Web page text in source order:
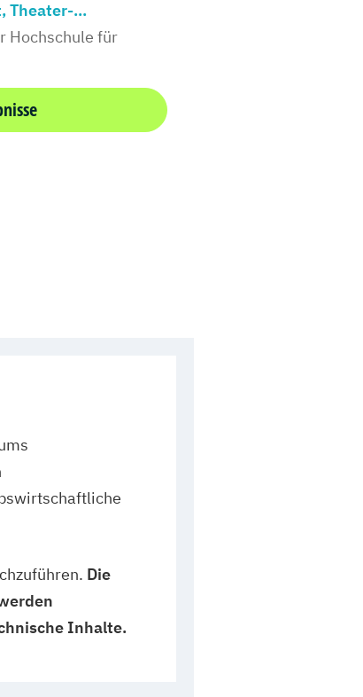
Theater-...
Hochschule für
Die
Inhalte.